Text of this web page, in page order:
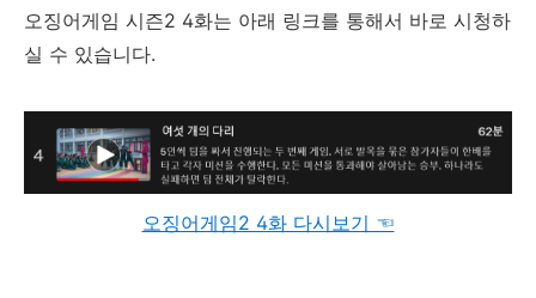
오징어게임 시즌2 4화는 아래 링크를 통해서 바로 시청하
실 수 있습니다.
오징어게임2 4화 다시보기 ☜